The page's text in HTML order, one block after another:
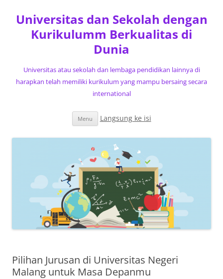
Universitas dan Sekolah dengan
Kurikulumm Berkualitas di
Dunia
Universitas atau sekolah dan lembaga pendidikan lainnya di
harapkan telah memiliki kurikulum yang mampu bersaing secara
international
Menu Langsung ke isi
Pilihan Jurusan di Universitas Negeri
Malang untuk Masa Depanmu